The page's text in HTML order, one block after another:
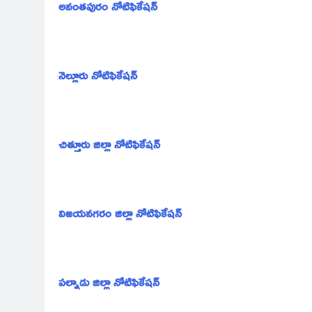
అనంతపురం నోటిఫికేషన్
నెల్లూరు నోటిఫికేషన్
చిత్తూరు జిల్లా నోటిఫికేషన్
విజయనగరం జిల్లా నోటిఫికేషన్
పల్నాడు జిల్లా నోటిఫికేషన్